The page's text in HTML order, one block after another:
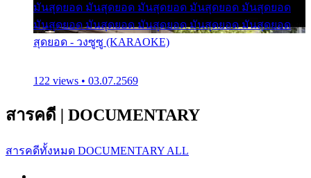
มันสุดยอด มันสุดยอด มันสุดยอด มันสุดยอด มันสุดยอด
มันสุดยอด มันสุดยอด มันสุดยอด มันสุดยอด มันสุดยอด
สุดยอด - วงซูซู (KARAOKE)
122 views • 03.07.2569
สารคดี | DOCUMENTARY
สารคดีทั้งหมด DOCUMENTARY ALL